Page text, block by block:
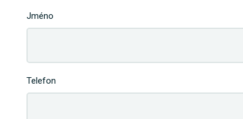
Jméno
Telefon